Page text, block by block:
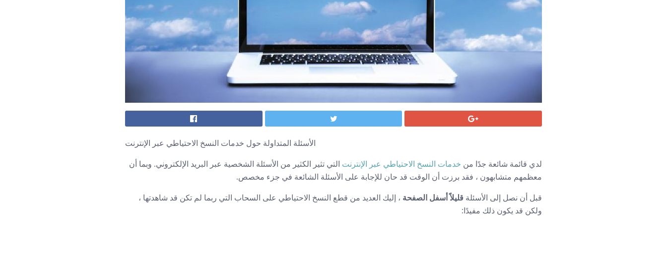
الأسئلة المتداولة حول خدمات النسخ الاحتياطي عبر الإنترنت
لدي قائمة شائعة جدًا من خدمات النسخ الاحتياطي عبر الإنترنت التي تثير الكثير من الأسئلة الشخصية عبر البريد الإلكتروني. وبما أن
معظمهم متشابهون ، فقد برزت أن الوقت قد حان للإجابة على الأسئلة الشائعة في جزء مخصص.
قبل أن نصل إلى الأسئلة قليلاً أسفل الصفحة ، إليك العديد من قطع النسخ الاحتياطي على السحاب التي ربما لم تكن قد شاهدتها ،
ولكن قد يكون ذلك مفيدًا: